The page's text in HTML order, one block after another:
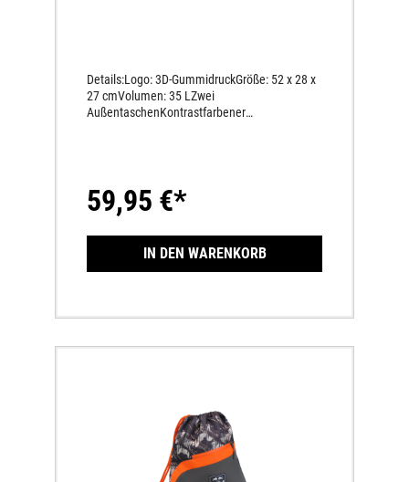
Details:Logo: 3D-GummidruckGröße: 52 x 28 x
27 cmVolumen: 35 LZwei
AußentaschenKontrastfarbener
59,95 €*
IN DEN WARENKORB